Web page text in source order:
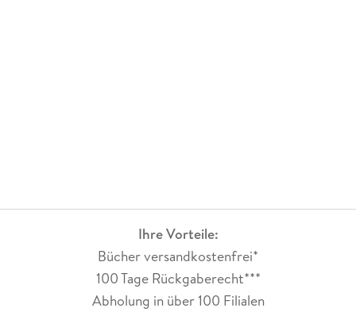
Ihre Vorteile:
Bücher versandkostenfrei*
100 Tage Rückgaberecht***
Abholung in über 100 Filialen